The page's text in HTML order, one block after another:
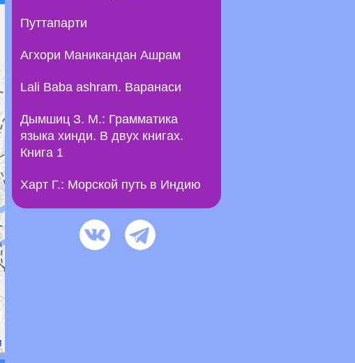
Путтапарти
Агхори Маникандан Ашрам
Lali Baba ashram. Варанаси
Дымшиц З. М.: Грамматика
языка хинди. В двух книгах.
Книга 1
Харт Г.: Морской путь в Индию